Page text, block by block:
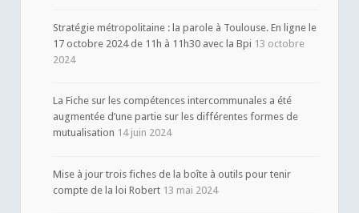
Stratégie métropolitaine : la parole à Toulouse. En ligne le
17 octobre 2024 de 11h à 11h30 avec la Bpi 13 octobre
2024
La Fiche sur les compétences intercommunales a été
augmentée d’une partie sur les différentes formes de
mutualisation 14 juin 2024
Mise à jour trois fiches de la boîte à outils pour tenir
compte de la loi Robert 13 mai 2024